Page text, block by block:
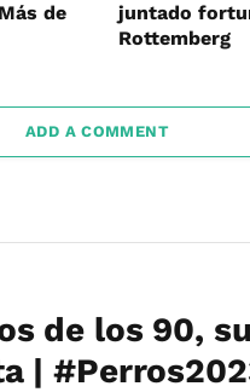
de
juntado
Rottemberg
ADD A COMMENT
de los 90,
|